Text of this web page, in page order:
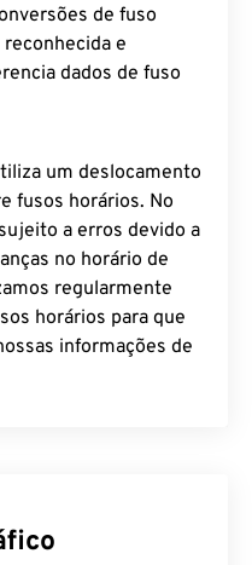
de fuso
e
dados de fuso
um deslocamento
fusos horários. No
a erros devido a
no horário de
regularmente
horários para que
informações de